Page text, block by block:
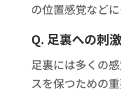
の位置感覚など
Q. 足裏への刺
足裏には多くの
スを保つための